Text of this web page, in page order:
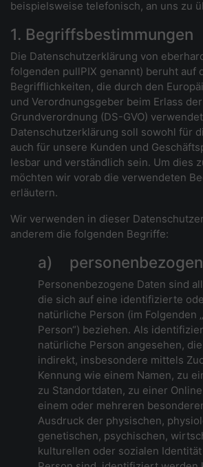
beispielsweise telefonisch, an uns zu
1. Begriffsbestimmungen
Die Datenschutzerklärung von
folgenden pullPIX genannt) beruht auf
Begrifflichkeiten, die durch den
und Verordnungsgeber beim Erlass
Grundverordnung (DS-GVO)
Datenschutzerklärung soll sowohl für
auch für unsere Kunden und
lesbar und verständlich sein. Um dies
möchten wir vorab die verwendeten
erläutern.
Wir verwenden in dieser
anderem die folgenden Begriffe:
a)
Personenbezogene Daten sind
die sich auf eine identifizierte
natürliche Person (im Folgenden
Person“) beziehen. Als
natürliche Person angesehen,
indirekt, insbesondere mittels
Kennung wie einem Namen, zu
zu Standortdaten, zu einer
einem oder mehreren
Ausdruck der physischen,
genetischen, psychischen,
kulturellen oder sozialen